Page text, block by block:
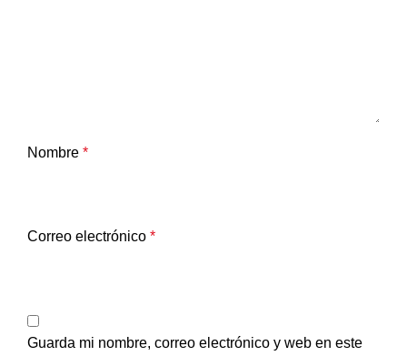
Nombre *
Correo electrónico *
Guarda mi nombre, correo electrónico y web en este